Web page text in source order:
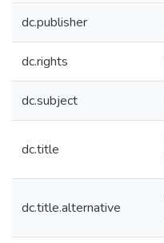
dc.publisher
dc.rights
dc.subject
dc.title
dc.title.alternative